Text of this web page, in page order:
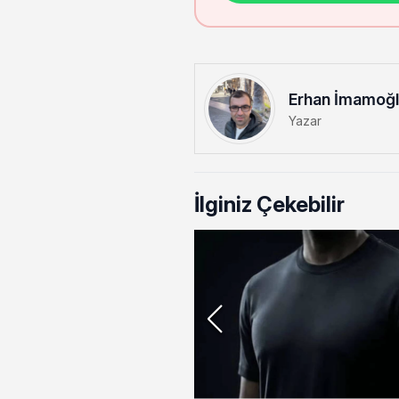
Erhan
Yazar
İlginiz Çekebilir